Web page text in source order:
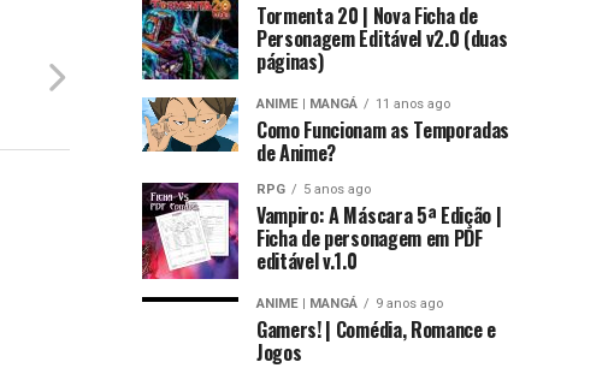
Tormenta 20 | Nova Ficha de
Personagem Editável v2.0 (duas
páginas)
ANIME | MANGÁ 11 anos ago
Como Funcionam as Temporadas
de Anime?
RPG 5 anos ago
Vampiro: A Máscara 5ª Edição |
Ficha de personagem em PDF
editável v.1.0
ANIME | MANGÁ 9 anos ago
Gamers! | Comédia, Romance e
Jogos